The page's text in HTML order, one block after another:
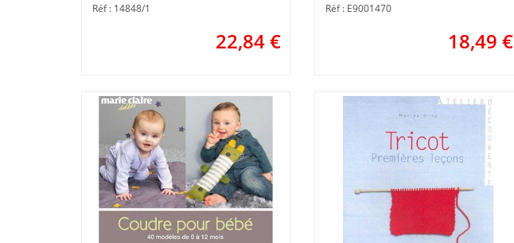
Réf : 14848/1
22,84€
Réf : E9001470
18,49 €